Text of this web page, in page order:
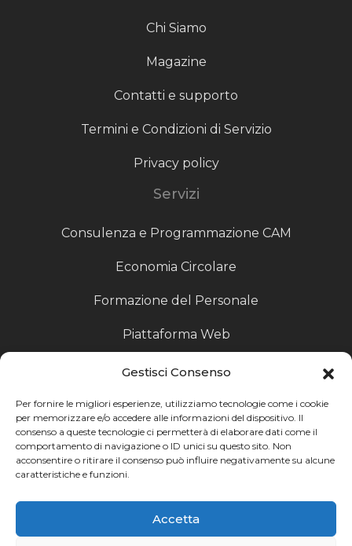
Gestisci Consenso
Per fornire le migliori esperienze, utilizziamo tecnologie come i cookie
per memorizzare e/o accedere alle informazioni del dispositivo. Il
consenso a queste tecnologie ci permetterà di elaborare dati come il
comportamento di navigazione o ID unici su questo sito. Non
acconsentire o ritirare il consenso può influire negativamente su alcune
caratteristiche e funzioni.
Accetta
Chi Siamo
Magazine
Contatti e supporto
Termini e Condizioni di Servizio
Privacy policy
Servizi
Consulenza e Programmazione CAM
Economia Circolare
Formazione del Personale
Piattaforma Web
Scouting fornitori
Produzione Particolari
Raccoglitori di Fine Linea
Ricerca
Ricerca avanzata
Catalogo fornitori